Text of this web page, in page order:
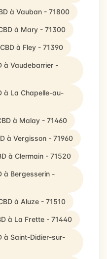
à Vauban - 71800
à Mary - 71300
à Fley - 71390
à Vaudebarrier -
à La Chapelle-au-
à Malay - 71460
à Vergisson - 71960
à Clermain - 71520
à Bergesserin -
à Aluze - 71510
à La Frette - 71440
à Saint-Didier-sur-